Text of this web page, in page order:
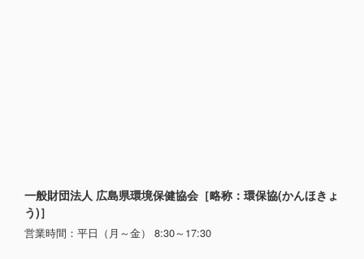
一般財団法人 広島県環境保健協会［略称：環保協(かんほきょ
う)］
営業時間：平日（月～金） 8:30～17:30